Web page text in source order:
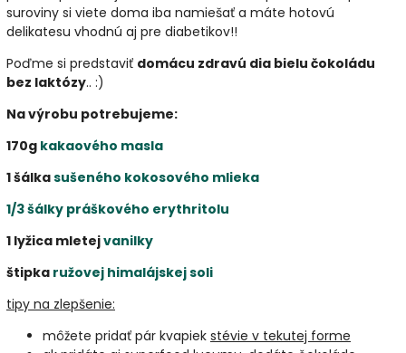
suroviny si viete doma iba namiešať a máte hotovú
delikatesu vhodnú aj pre diabetikov!!
Poďme si predstaviť domácu zdravú dia bielu čokoládu
bez laktózy.. :)
Na výrobu potrebujeme:
170g kakaového masla
1 šálkasušeného kokosového mlieka
1/3 šálky práškového erythritolu
1 lyžica mletejvanilky
štipka ružovej himalájskej soli
tipy na zlepšenie:
môžete pridať pár kvapiek stévie v tekutej forme